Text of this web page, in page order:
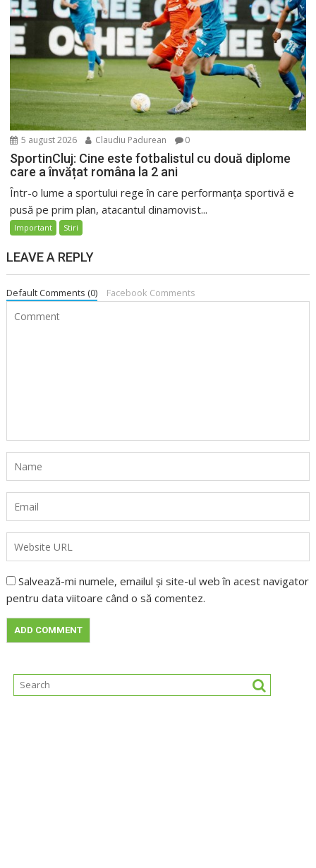
5 august 2026 Claudiu Padurean 0
SportinCluj: Cine este fotbalistul cu două diplome
care a învățat româna la 2 ani
Într-o lume a sportului rege în care performanța sportivă e
pusă pe prim plan, atacantul dinamovist...
Important Stiri
LEAVE A REPLY
Default Comments (0) Facebook Comments
Salvează-mi numele, emailul și site-ul web în acest navigator
pentru data viitoare când o să comentez.